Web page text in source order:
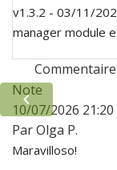
v1.3.2 - 03/11/
manager module
Note
10/07/2026 21:20
Par Olga P.
Maravilloso!
